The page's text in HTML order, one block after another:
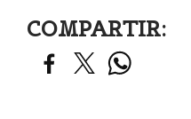
COMPARTIR: